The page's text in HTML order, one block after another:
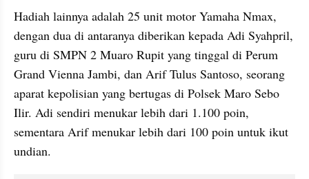
Hadiah lainnya adalah 25 unit motor Yamaha Nmax,
dengan dua di antaranya diberikan kepada Adi Syahpril,
guru di SMPN 2 Muaro Rupit yang tinggal di Perum
Grand Vienna Jambi, dan Arif Tulus Santoso, seorang
aparat kepolisian yang bertugas di Polsek Maro Sebo
Ilir. Adi sendiri menukar lebih dari 1.100 poin,
sementara Arif menukar lebih dari 100 poin untuk ikut
undian.